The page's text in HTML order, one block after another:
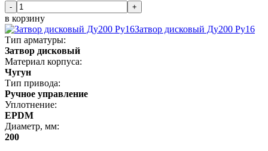
- +
в корзину
Затвор дисковый Ду200 Ру16
Тип арматуры:
Затвор дисковый
Материал корпуса:
Чугун
Тип привода:
Ручное управление
Уплотнение:
EPDM
Диаметр, мм:
200